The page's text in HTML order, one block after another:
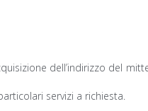
dell’indirizzo del
servizi a richiesta.